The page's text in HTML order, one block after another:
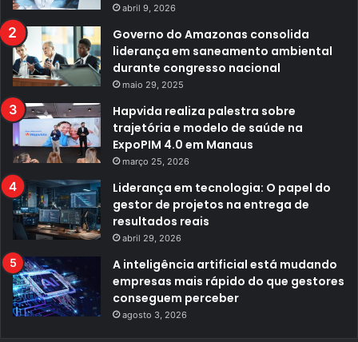
abril 9, 2026
Governo do Amazonas consolida
liderança em saneamento ambiental
durante congresso nacional
maio 29, 2025
Hapvida realiza palestra sobre
trajetória e modelo de saúde na
ExpoPIM 4.0 em Manaus
março 25, 2026
Liderança em tecnologia: O papel do
gestor de projetos na entrega de
resultados reais
abril 29, 2026
A inteligência artificial está mudando
empresas mais rápido do que gestores
conseguem perceber
agosto 3, 2026